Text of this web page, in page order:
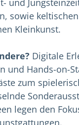
und
sowie
Kleinkunst.
Digitale
und Hands-on-
zum
legen den